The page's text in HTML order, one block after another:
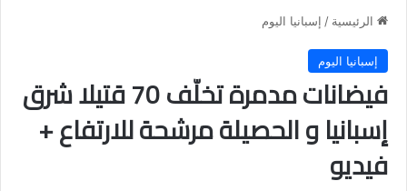
الرئيسية / إسبانيا اليوم
إسبانيا اليوم
فيضانات مدمرة تخلّف 70 قتيلا شرق
إسبانيا و الحصيلة مرشحة للارتفاع +
فيديو